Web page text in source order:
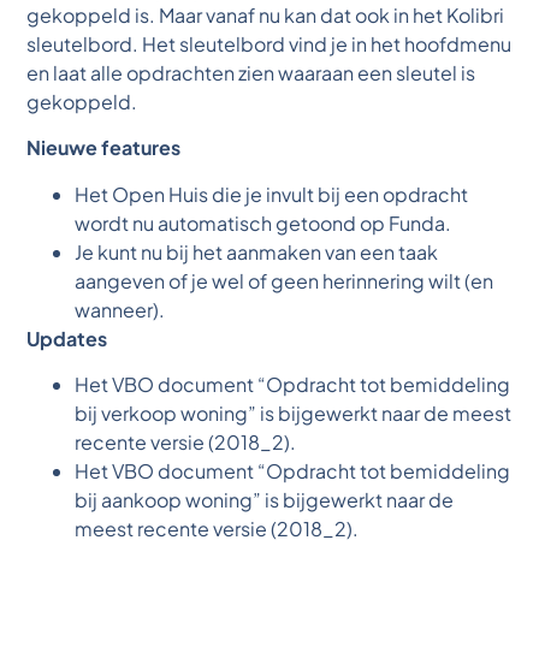
gekoppeld is. Maar vanaf nu kan dat ook in het Kolibri
sleutelbord. Het sleutelbord vind je in het hoofdmenu
en laat alle opdrachten zien waaraan een sleutel is
gekoppeld.
Nieuwe features
Het Open Huis die je invult bij een opdracht
wordt nu automatisch getoond op Funda.
Je kunt nu bij het aanmaken van een taak
aangeven of je wel of geen herinnering wilt (en
wanneer).
Updates
Het VBO document “Opdracht tot bemiddeling
bij verkoop woning” is bijgewerkt naar de meest
recente versie (2018_2).
Het VBO document “Opdracht tot bemiddeling
bij aankoop woning” is bijgewerkt naar de
meest recente versie (2018_2).